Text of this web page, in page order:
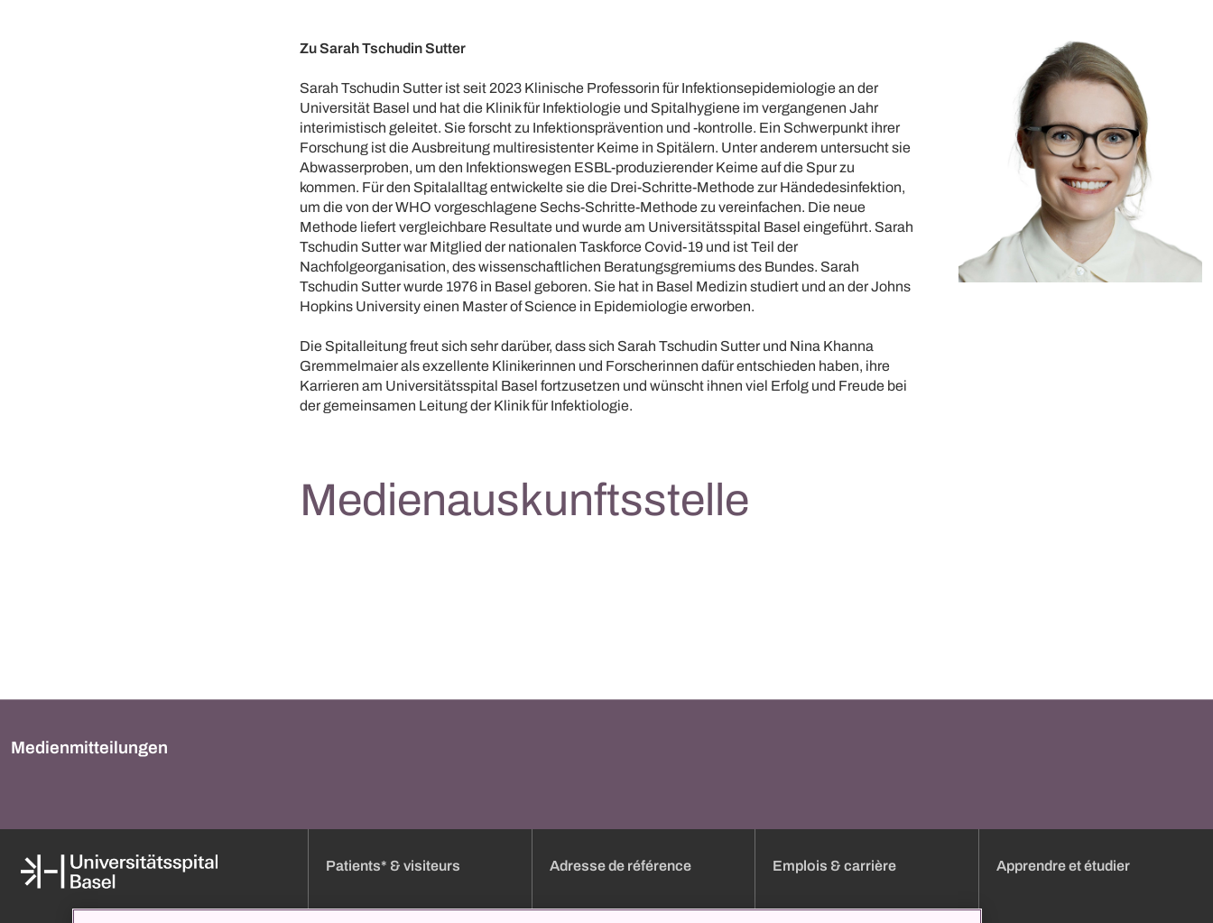
Zu Sarah Tschudin Sutter
Sarah Tschudin Sutter ist seit 2023 Klinische Professorin für Infektionsepidemiologie an der
Universität Basel und hat die Klinik für Infektiologie und Spitalhygiene im vergangenen Jahr
interimistisch geleitet. Sie forscht zu Infektionsprävention und -kontrolle. Ein Schwerpunkt ihrer
Forschung ist die Ausbreitung multiresistenter Keime in Spitälern. Unter anderem untersucht sie
Abwasserproben, um den Infektionswegen ESBL-produzierender Keime auf die Spur zu
kommen. Für den Spitalalltag entwickelte sie die Drei-Schritte-Methode zur Händedesinfektion,
um die von der WHO vorgeschlagene Sechs-Schritte-Methode zu vereinfachen. Die neue
Methode liefert vergleichbare Resultate und wurde am Universitätsspital Basel eingeführt. Sarah
Tschudin Sutter war Mitglied der nationalen Taskforce Covid-19 und ist Teil der
Nachfolgeorganisation, des wissenschaftlichen Beratungsgremiums des Bundes. Sarah
Tschudin Sutter wurde 1976 in Basel geboren. Sie hat in Basel Medizin studiert und an der Johns
Hopkins University einen Master of Science in Epidemiologie erworben.
Die Spitalleitung freut sich sehr darüber, dass sich Sarah Tschudin Sutter und Nina Khanna
Gremmelmaier als exzellente Klinikerinnen und Forscherinnen dafür entschieden haben, ihre
Karrieren am Universitätsspital Basel fortzusetzen und wünscht ihnen viel Erfolg und Freude bei
der gemeinsamen Leitung der Klinik für Infektiologie.
Medienauskunftsstelle
Medienmitteilungen
Patients* & visiteurs Adresse de référence Emplois & carrière Apprendre et étudier